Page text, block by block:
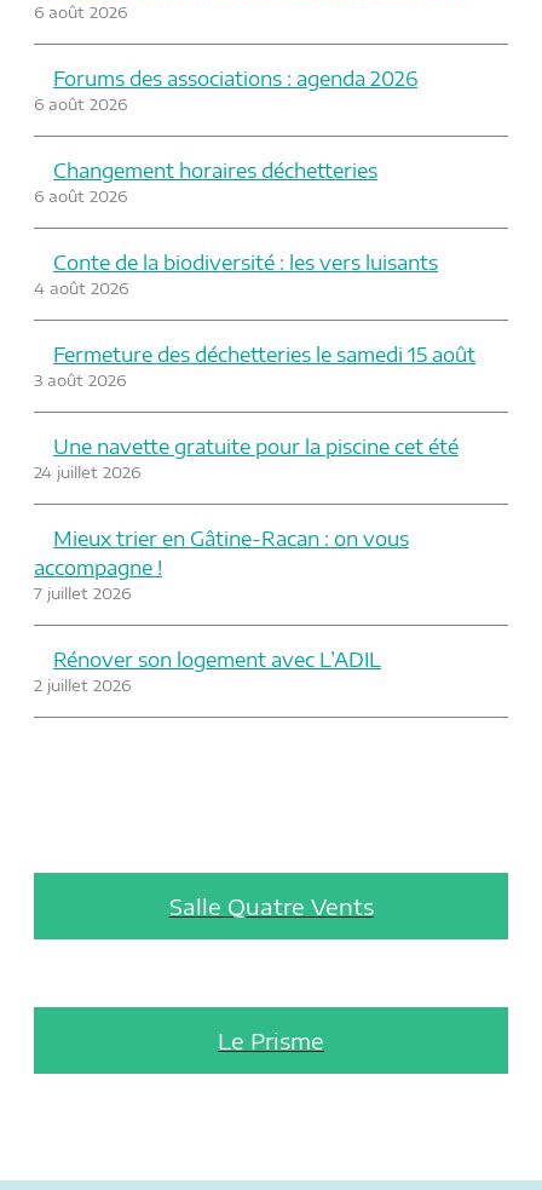
6 août 2026
Forums des associations : agenda 2026
6 août 2026
Changement horaires déchetteries
6 août 2026
Conte de la biodiversité : les vers luisants
4 août 2026
Fermeture des déchetteries le samedi 15 août
3 août 2026
Une navette gratuite pour la piscine cet été
24 juillet 2026
Mieux trier en Gâtine-Racan : on vous
accompagne !
7 juillet 2026
Rénover son logement avec L’ADIL
2 juillet 2026
Salle Quatre Vents
Le Prisme